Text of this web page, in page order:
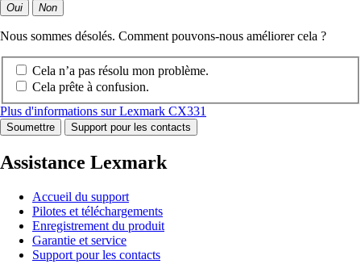
Oui Non
Nous sommes désolés. Comment pouvons-nous améliorer cela ?
Cela n’a pas résolu mon problème.
Cela prête à confusion.
Plus d'informations sur Lexmark CX331
Soumettre Support pour les contacts
Assistance Lexmark
Accueil du support
Pilotes et téléchargements
Enregistrement du produit
Garantie et service
Support pour les contacts